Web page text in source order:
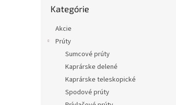
kategórie
Kategórie
Akcie
Prúty
Sumcové prúty
Kaprárske delené
Kaprárske teleskopické
Spodové prúty